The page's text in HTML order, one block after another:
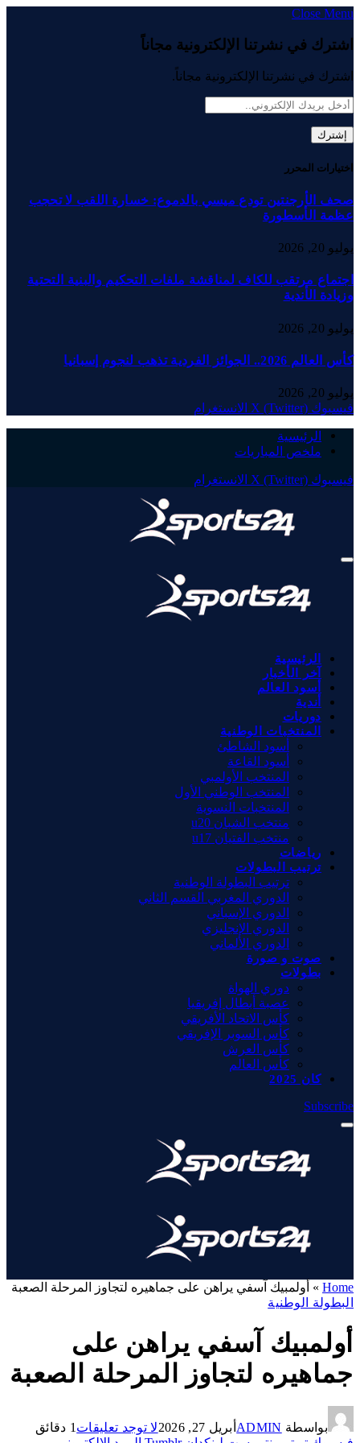
Close Menu
اشترك في نشرتنا الإلكترونية مجاناً
اشترك في نشرتنا الإلكترونية مجاناً.
اختيارات المحرر
صحف الأرجنتين تودع ميسي بالدموع: خسارة اللقب لا تحجب
عظمة الأسطورة
يوليو 20, 2026
اجتماع مرتقب للكاف لمناقشة ملفات التحكيم والبنية التحتية
وزيادة الأندية
يوليو 20, 2026
كأس العالم 2026.. الجوائز الفردية تذهب لنجوم إسبانيا
يوليو 20, 2026
فيسبوك X (Twitter) الانستغرام
الرئيسية
ملخص المباريات
فيسبوك X (Twitter) الانستغرام
الرئيسية
آخر الأخبار
أسود العالم
أندية
دوريات
المنتخبات الوطنية
أسود الشاطئ
أسود القاعة
المنتخب الأولمبي
المنتخب الوطني الأول
المنتخبات النسوية
منتخب الشبان u20
منتخب الفتيان u17
رياضات
ترتيب البطولات
ترتيب البطولة الوطنية
الدوري المغربي القسم الثاني
الدوري الإسباني
الدوري الإنجليزي
الدوري الألماني
صوت و صورة
بطولات
دوري الهواة
عصبة أبطال إفريقيا
كأس الاتحاد الأفريقي
كأس السوبر الإفريقي
كأس العرش
كأس العالم
كان 2025
Subscribe
Home
» أولمبيك آسفي يراهن على جماهيره لتجاوز المرحلة الصعبة
البطولة الوطنية
أولمبيك آسفي يراهن على
جماهيره لتجاوز المرحلة الصعبة
بواسطة ADMIN أبريل 27, 2026 لا توجد تعليقات 1 دقائق